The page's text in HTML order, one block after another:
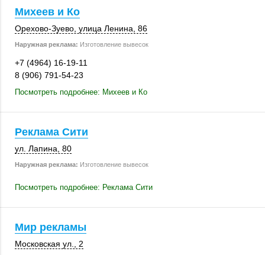
Михеев и Ко
Орехово-Зуево улица Ленина, 86
Наружная реклама: Изготовление вывесок
+7 (4964) 16-19-11
8 (906) 791-54-23
Посмотреть подробнее: Михеев и Ко
Реклама Сити
ул. Лапина, 80
Наружная реклама: Изготовление вывесок
Посмотреть подробнее: Реклама Сити
Мир рекламы
Московская ул., 2